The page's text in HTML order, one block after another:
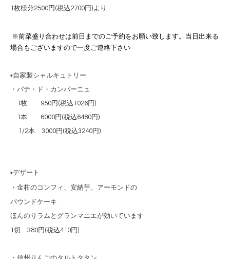
1枚様分2500円(税込2700円)より
※前菜盛り合わせは前日までのご予約をお願い致します。当日出来る
場合もございますので一度ご連絡下さい
▪️自家製シャルキュトリー
・パテ・ド・カンパーニュ
1枚 950円(税込1026円)
1本 6000円(税込6480円)
1/2本 3000円(税込3240円)
▪️デザート
・金柑のコンフィ、安納芋、 アーモンドの
パウンドケーキ
ほんのりラムとグランマニエが効いています
1切 380円(税込410円)